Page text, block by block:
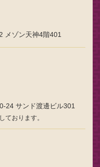
メゾン天神4階401
24 サンド渡邊ビル301
ております。